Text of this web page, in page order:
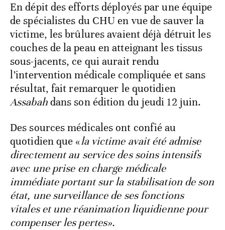
En dépit des efforts déployés par une équipe
de spécialistes du CHU en vue de sauver la
victime, les brûlures avaient déjà détruit les
couches de la peau en atteignant les tissus
sous-jacents, ce qui aurait rendu
l’intervention médicale compliquée et sans
résultat, fait remarquer le quotidien
Assabahdans son édition du jeudi 12 juin.
Des sources médicales ont confié au
quotidien que «la victime avait été admise
directement au service des soins intensifs
avec une prise en charge médicale
immédiate portant sur la stabilisation de son
état, une surveillance de ses fonctions
vitales et une réanimation liquidienne pour
compenser les pertes».